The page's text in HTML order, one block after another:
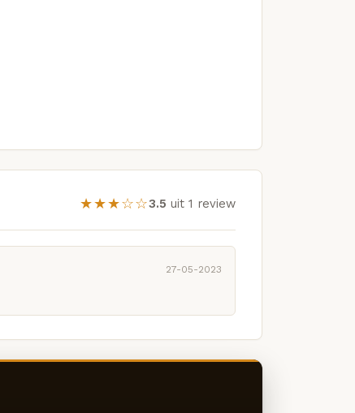
★★★☆☆3.5 uit 1 review
27-05-2023